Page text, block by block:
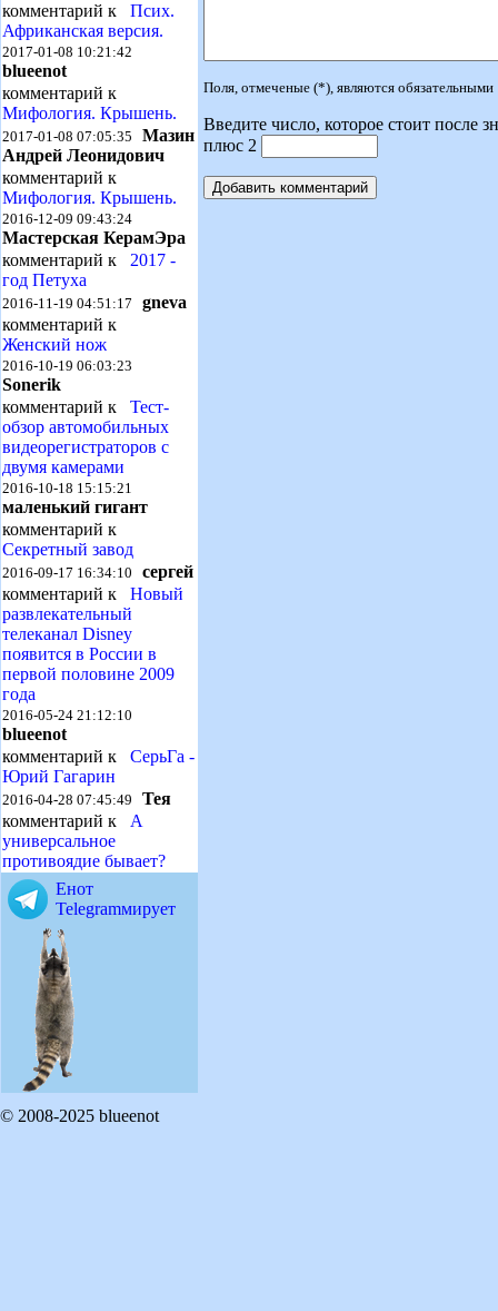
комментарий к Псих.
Африканская версия.
2017-01-08 10:21:42
blueenot
комментарий к
Мифология. Крышень.
2017-01-08 07:05:35 Мазин
Андрей Леонидович
комментарий к
Мифология. Крышень.
2016-12-09 09:43:24
Мастерская КерамЭра
комментарий к 2017 -
год Петуха
2016-11-19 04:51:17 gneva
комментарий к
Женский нож
2016-10-19 06:03:23
Sonerik
комментарий к Тест-
обзор автомобильных
видеорегистраторов с
двумя камерами
2016-10-18 15:15:21
маленький гигант
комментарий к
Секретный завод
2016-09-17 16:34:10 сергей
комментарий к Новый
развлекательный
телеканал Disney
появится в России в
первой половине 2009
года
2016-05-24 21:12:10
blueenot
комментарий к СерьГа -
Юрий Гагарин
2016-04-28 07:45:49 Тея
комментарий к А
универсальное
противоядие бывает?
Енот
Telegramмирует
Поля, отмеченые (*), являются обязательными
Введите число, которое стоит после
плюс 2
© 2008-2025 blueenot